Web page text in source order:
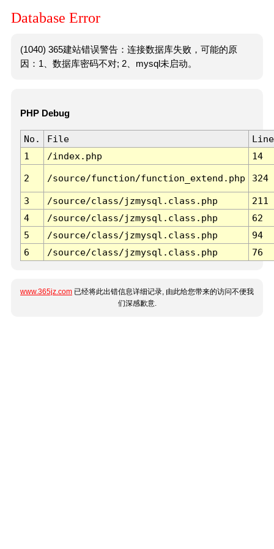
Database Error
(1040) 365建站错误警告：连接数据库失败，可能的原
因：1、数据库密码不对; 2、mysql未启动。
PHP Debug
No. File
Line
1
/index.php 14
2 /source/function/function_extend.php 324
3 /source/class/jzmysql.class.php
211
4
/source/class/jzmysql.class.php
62
5
/source/class/jzmysql.class.php
94
6
/source/class/jzmysql.class.php 76
www.365jz.com 已经将此出错信息详细记录, 由此给您带来的访问不便我
们深感歉意.